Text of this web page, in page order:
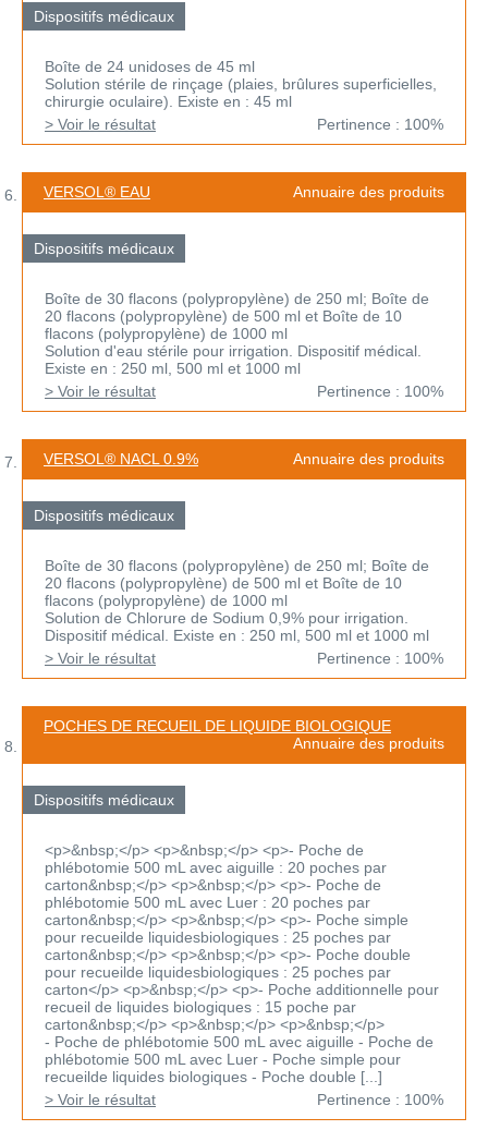
Dispositifs médicaux
Boîte de 24 unidoses de 45 ml
Solution stérile de rinçage (plaies, brûlures superficielles,
chirurgie oculaire). Existe en : 45 ml
> Voir le résultat
Pertinence : 100%
VERSOL® EAU Annuaire des produits
Dispositifs médicaux
Boîte de 30 flacons (polypropylène) de 250 ml; Boîte de
20 flacons (polypropylène) de 500 ml et Boîte de 10
flacons (polypropylène) de 1000 ml
Solution d'eau stérile pour irrigation. Dispositif médical.
Existe en : 250 ml, 500 ml et 1000 ml
> Voir le résultat
Pertinence : 100%
VERSOL® NACL 0.9% Annuaire des produits
Dispositifs médicaux
Boîte de 30 flacons (polypropylène) de 250 ml; Boîte de
20 flacons (polypropylène) de 500 ml et Boîte de 10
flacons (polypropylène) de 1000 ml
Solution de Chlorure de Sodium 0,9% pour irrigation.
Dispositif médical. Existe en : 250 ml, 500 ml et 1000 ml
> Voir le résultat
Pertinence : 100%
POCHES DE RECUEIL DE LIQUIDE BIOLOGIQUE
Annuaire des produits
Dispositifs médicaux
<p>&nbsp;</p> <p>&nbsp;</p> <p>- Poche de
phlébotomie 500 mL avec aiguille : 20 poches par
carton&nbsp;</p> <p>&nbsp;</p> <p>- Poche de
phlébotomie 500 mL avec Luer : 20 poches par
carton&nbsp;</p> <p>&nbsp;</p> <p>- Poche simple
pour recueilde liquidesbiologiques : 25 poches par
carton&nbsp;</p> <p>&nbsp;</p> <p>- Poche double
pour recueilde liquidesbiologiques : 25 poches par
carton</p> <p>&nbsp;</p> <p>- Poche additionnelle pour
recueil de liquides biologiques : 15 poche par
carton&nbsp;</p> <p>&nbsp;</p> <p>&nbsp;</p>
- Poche de phlébotomie 500 mL avec aiguille - Poche de
phlébotomie 500 mL avec Luer - Poche simple pour
recueilde liquides biologiques - Poche double [...]
> Voir le résultat
Pertinence : 100%